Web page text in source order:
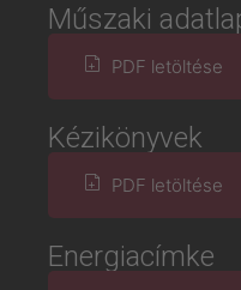
Műszaki
PDF letöltése
Kézikönyvek
PDF letöltése
Energiacímke